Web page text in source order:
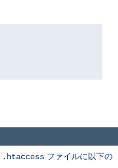
.htaccess ファイルに以下の